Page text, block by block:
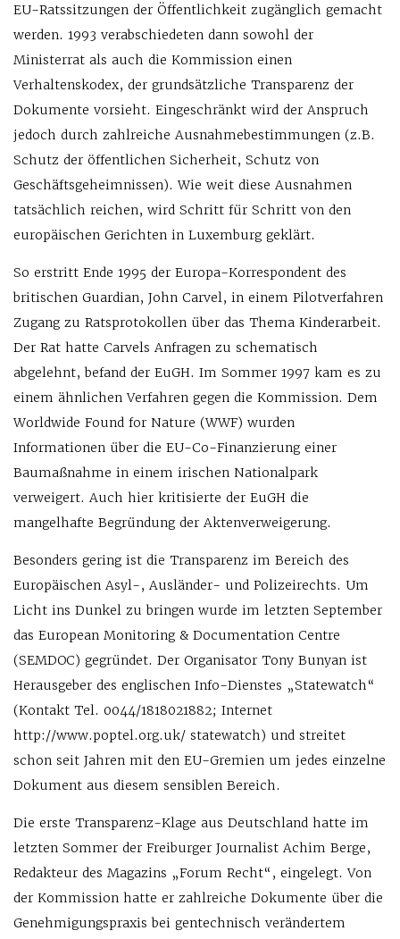
EU-Ratssitzungen der Öffentlichkeit zugänglich gemacht
werden. 1993 verabschiedeten dann sowohl der
Ministerrat als auch die Kommission einen
Verhaltenskodex, der grundsätzliche Transparenz der
Dokumente vorsieht. Eingeschränkt wird der Anspruch
jedoch durch zahlreiche Ausnahmebestimmungen (z.B.
Schutz der öffentlichen Sicherheit, Schutz von
Geschäftsgeheimnissen). Wie weit diese Ausnahmen
tatsächlich reichen, wird Schritt für Schritt von den
europäischen Gerichten in Luxemburg geklärt.
So erstritt Ende 1995 der Europa-Korrespondent des
britischen Guardian, John Carvel, in einem Pilotverfahren
Zugang zu Ratsprotokollen über das Thema Kinderarbeit.
Der Rat hatte Carvels Anfragen zu schematisch
abgelehnt, befand der EuGH. Im Sommer 1997 kam es zu
einem ähnlichen Verfahren gegen die Kommission. Dem
Worldwide Found for Nature (WWF) wurden
Informationen über die EU-Co-Finanzierung einer
Baumaßnahme in einem irischen Nationalpark
verweigert. Auch hier kritisierte der EuGH die
mangelhafte Begründung der Aktenverweigerung.
Besonders gering ist die Transparenz im Bereich des
Europäischen Asyl-, Ausländer- und Polizeirechts. Um
Licht ins Dunkel zu bringen wurde im letzten September
das European Monitoring & Documentation Centre
(SEMDOC) gegründet. Der Organisator Tony Bunyan ist
Herausgeber des englischen Info-Dienstes „Statewatch“
(Kontakt Tel. 0044/1818021882; Internet
http://www.poptel.org.uk/ statewatch) und streitet
schon seit Jahren mit den EU-Gremien um jedes einzelne
Dokument aus diesem sensiblen Bereich.
Die erste Transparenz-Klage aus Deutschland hatte im
letzten Sommer der Freiburger Journalist Achim Berge,
Redakteur des Magazins „Forum Recht“, eingelegt. Von
der Kommission hatte er zahlreiche Dokumente über die
Genehmigungspraxis bei gentechnisch verändertem